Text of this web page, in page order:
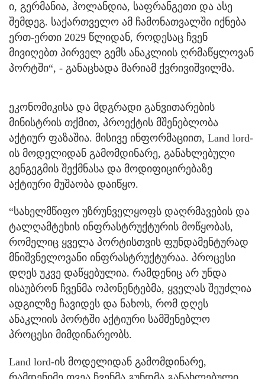
ი, გერმანია, ჰოლანდია, საფრანგეთი და ასე
შემდეგ. საქართველო ამ ჩამონათვალში იქნება
ერთ-ერთი 2029 წლიდან, როდესაც ჩვენ
მივიღებთ პირველ გემს ანაკლიის ღრმაწყლოვან
პორტში“, - განაცხადა მარიამ ქვრივიშვილმა.
ეკონომიკისა და მდგრადი განვითარების
მინისტრის თქმით, პროექტის მშენებლობა
აქტიურ ფაზაშია. მისივე ინფორმაციით, Land lord-
ის მოდელიდან გამომდინარე, განახლებული
გენგეგმის შექმნასა და მოდიფიცირებაზე
აქტიური მუშაობა დაიწყო.
“სახელმწიფო უზრუნველყოფს დაღრმავების და
ტალღამტეხის ინფრასტრუქტურის მოწყობას,
რომელიც ყველა პორტისთვის ფუნდამენტურად
მნიშვნელოვანი ინფრასტრუქტურაა. პროცესი
დღეს უკვე დაწყებულია. რამდენიც არ უნდა
ისაუბრონ ჩვენმა ოპონენტებმა, ყველას შეუძლია
ადგილზე ჩავიდეს და ნახოს, რომ დღეს
ანაკლიის პორტში აქტიური სამშენებლო
პროცესი მიმდინარეობს.
Land lord-ის მოდელიდან გამომდინარე,